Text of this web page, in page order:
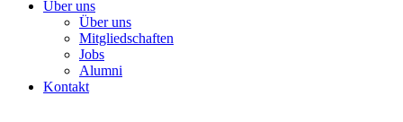
Über uns
Über uns
Mitgliedschaften
Jobs
Alumni
Kontakt